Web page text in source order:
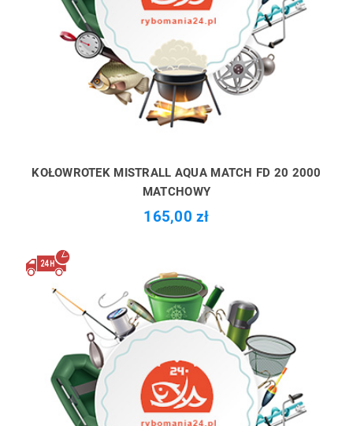
KOŁOWROTEK MISTRALL AQUA MATCH FD 20 2000
MATCHOWY
165,00 zł